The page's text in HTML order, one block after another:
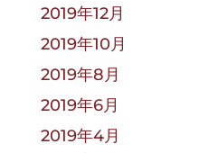
2019年12月
2019年10月
2019年8月
2019年6月
2019年4月